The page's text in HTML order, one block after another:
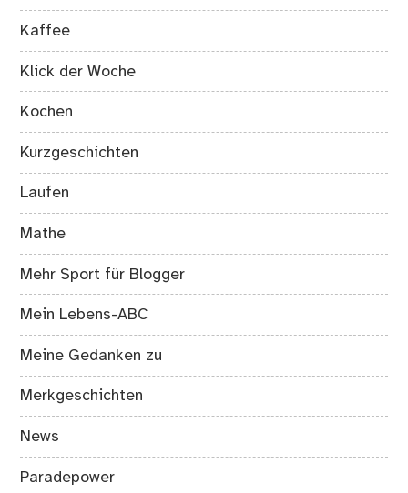
Kaffee
Klick der Woche
Kochen
Kurzgeschichten
Laufen
Mathe
Mehr Sport für Blogger
Mein Lebens-ABC
Meine Gedanken zu
Merkgeschichten
News
Paradepower